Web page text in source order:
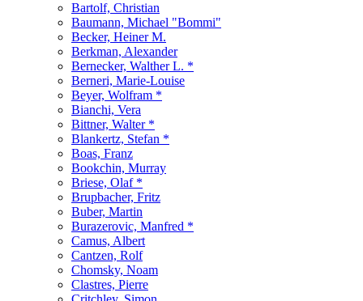
Bartolf, Christian
Baumann, Michael "Bommi"
Becker, Heiner M.
Berkman, Alexander
Bernecker, Walther L. *
Berneri, Marie-Louise
Beyer, Wolfram *
Bianchi, Vera
Bittner, Walter *
Blankertz, Stefan *
Boas, Franz
Bookchin, Murray
Briese, Olaf *
Brupbacher, Fritz
Buber, Martin
Burazerovic, Manfred *
Camus, Albert
Cantzen, Rolf
Chomsky, Noam
Clastres, Pierre